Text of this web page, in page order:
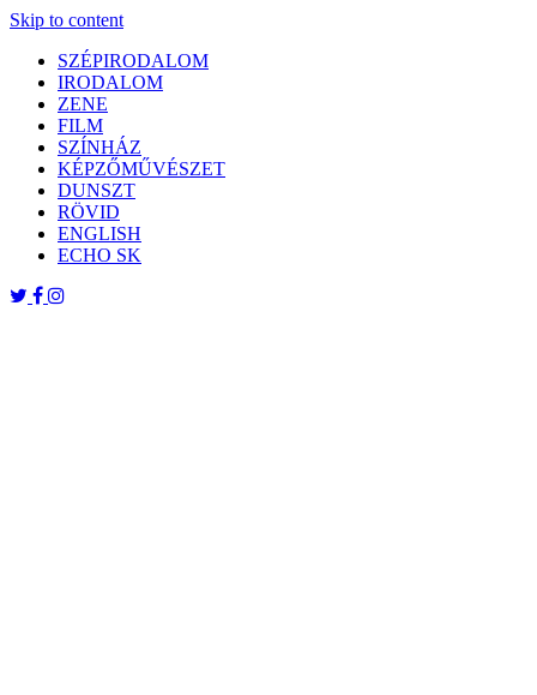
Skip to content
SZÉPIRODALOM
IRODALOM
ZENE
FILM
SZÍNHÁZ
KÉPZŐMŰVÉSZET
DUNSZT
RÖVID
ENGLISH
ECHO SK